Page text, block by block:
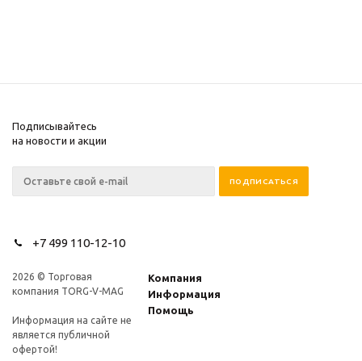
Подписывайтесь
на новости и акции
+7 499 110-12-10
2026 © Торговая
компания TORG-V-MAG
Информация на сайте не
является публичной
офертой!
Компания
Информация
Помощь